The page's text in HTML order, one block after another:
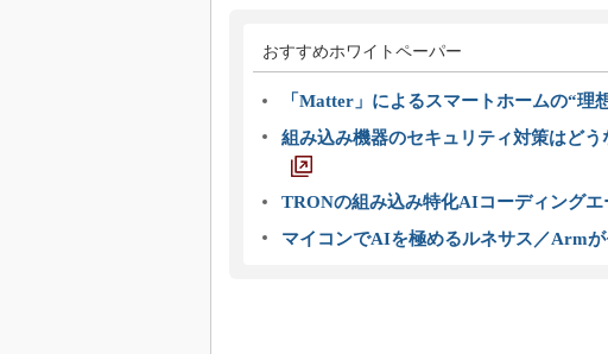
おすすめホワイトペーパー
「Matter」によるスマートホームの“理
組み込み機器のセキュリティ対策はど
TRONの組み込み特化AIコーディング
マイコンでAIを極めるルネサス／Arm